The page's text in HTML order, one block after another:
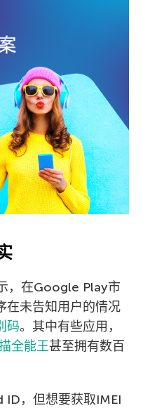
，在Google Play市
在未告知用户的情况
码。其中有些应用，
全能王甚至拥有数百
，但想要获取IMEI